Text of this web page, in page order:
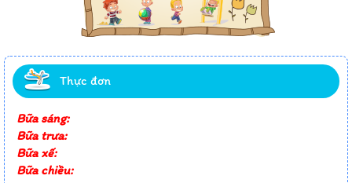
Thực đơn
Bữa sáng:
Bữa trưa:
Bữa xế:
Bữa chiều: